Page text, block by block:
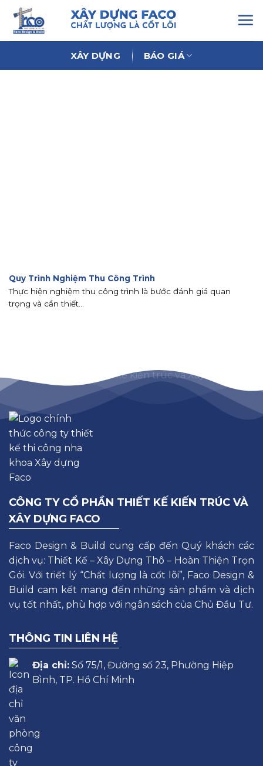
Chuyển
đến
nội
XÂY DỰNG BÁO GIÁ
Quy Trình Nghiệm Thu Công Trình
Thực hiện nghiệm thu công trình là bước đánh giá quan
trọng và cần thiết...
CÔNG TY CỔ PHẦN THIẾT KẾ KIẾN TRÚC VÀ
XÂY DỰNG FACO
Faco Design & Build cung cấp đến Quý khách các
dịch vụ: Thiết Kế – Xây Dựng Thô – Hoàn Thiện Trọn
Gói. Với triết lý “Chất lượng là cốt lõi”, Faco Design &
Build cam kết mang đến những sản phẩm và dịch
vụ tốt nhất, phù hợp với ngân sách của Chủ Đầu Tư.
THÔNG TIN LIÊN HỆ
Địa chỉ: Số 75/1, Đường số 23, Phường Hiệp
Bình, TP. Hồ Chí Minh